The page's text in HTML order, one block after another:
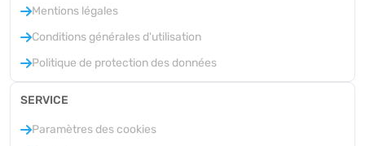
Mentions légales
Conditions générales d'utilisation
Politique de protection des données
SERVICE
Paramètres des cookies